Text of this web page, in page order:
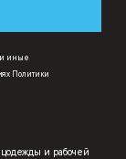
и иные
Политики
и рабочей